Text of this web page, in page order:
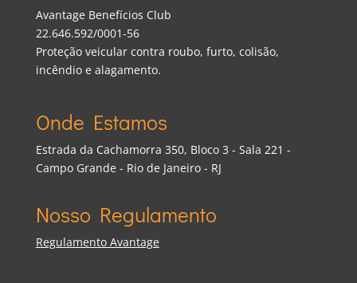
Avantage Benefícios Club
22.646.592/0001-56
Proteção veicular contra roubo, furto, colisão,
incêndio e alagamento.
Onde Estamos
Estrada da Cachamorra 350, Bloco 3 - Sala 221 -
Campo Grande - Rio de Janeiro - RJ
Nosso Regulamento
Regulamento Avantage